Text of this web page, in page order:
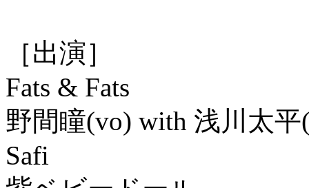
［出演］
Fats & Fats
野間瞳(vo) with 浅川太平
Safi